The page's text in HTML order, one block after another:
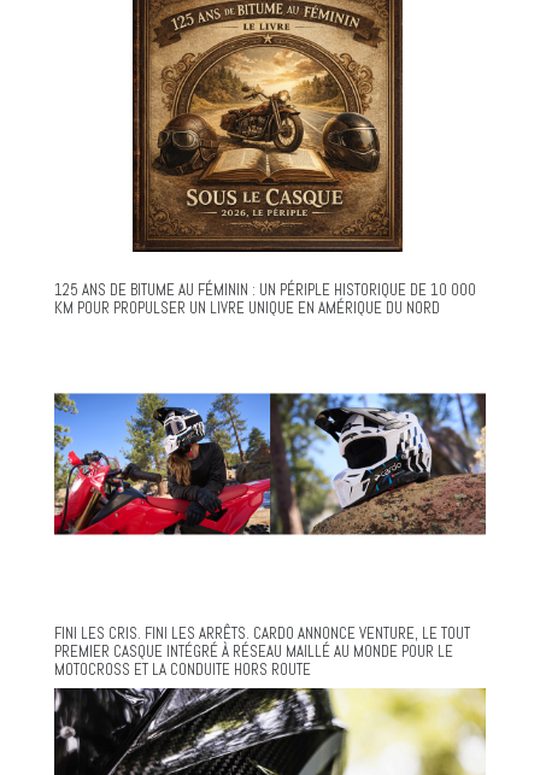
125 ANS DE BITUME AU FÉMININ : UN PÉRIPLE HISTORIQUE DE 10 000
KM POUR PROPULSER UN LIVRE UNIQUE EN AMÉRIQUE DU NORD
FINI LES CRIS. FINI LES ARRÊTS. CARDO ANNONCE VENTURE, LE TOUT
PREMIER CASQUE INTÉGRÉ À RÉSEAU MAILLÉ AU MONDE POUR LE
MOTOCROSS ET LA CONDUITE HORS ROUTE